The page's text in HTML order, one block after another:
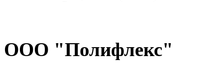
ООО "Полифлекс"